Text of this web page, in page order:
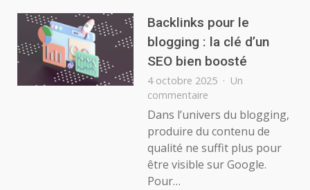
Backlinks pour le
blogging : la clé d’un
SEO bien boosté
4 octobre 2025
Un
commentaire
Backlinks
pour
le
blogging
:
Dans l’univers du blogging,
produire du contenu de
qualité ne suffit plus pour
être visible sur Google.
Pour…